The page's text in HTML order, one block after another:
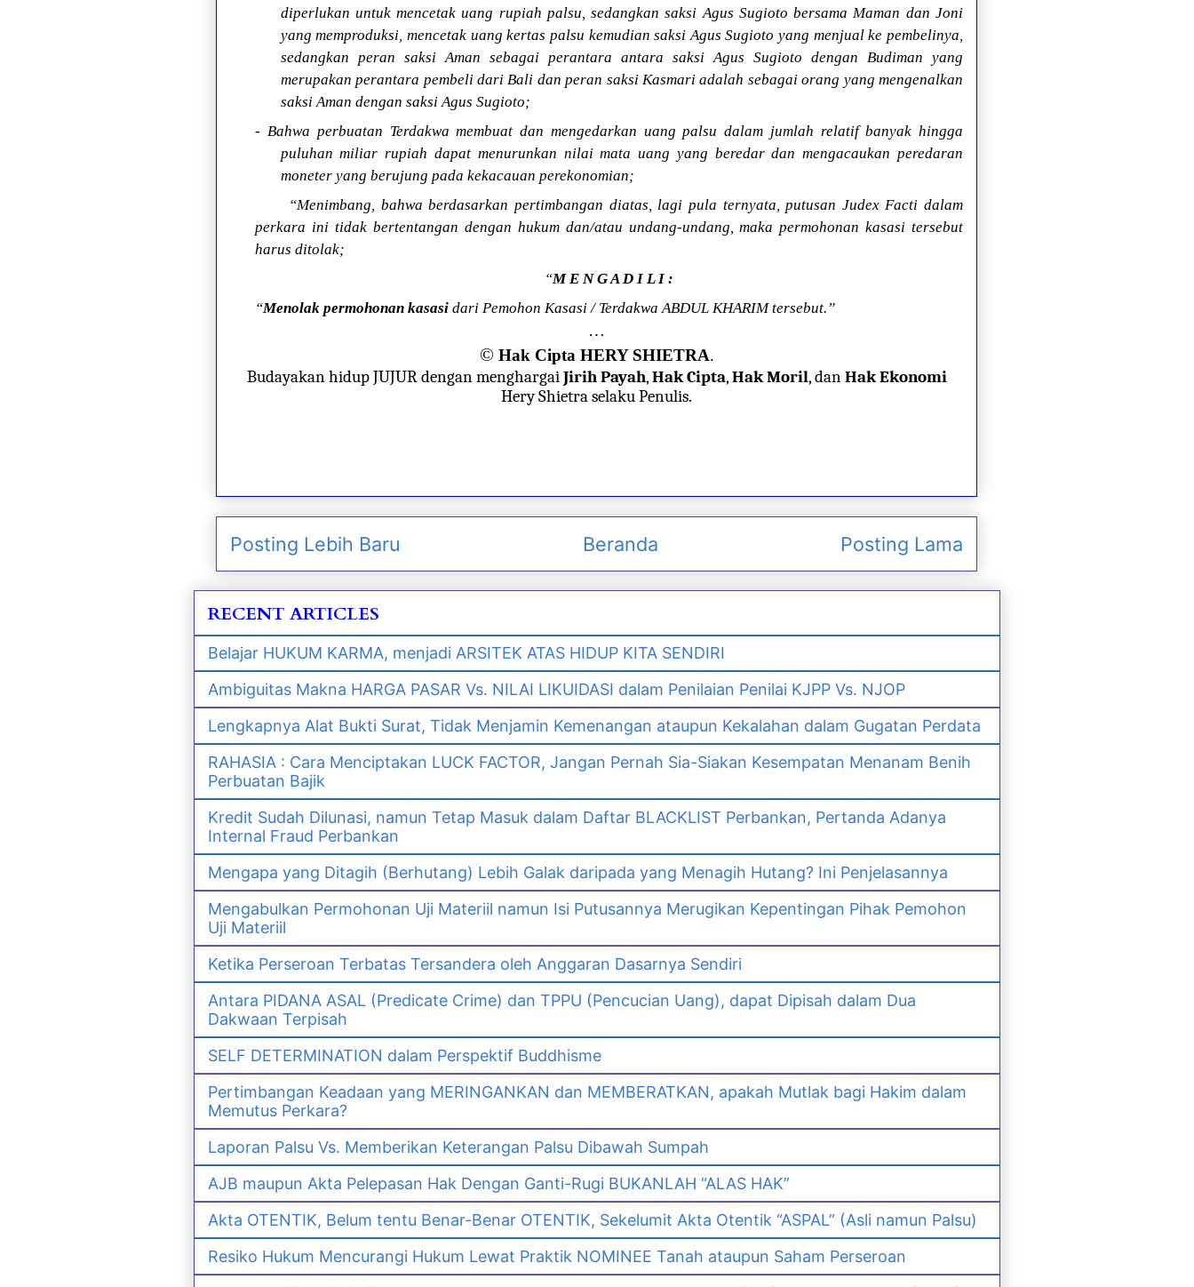
diperlukan untuk mencetak uang rupiah palsu, sedangkan saksi Agus Sugioto bersama Maman dan Joni
yang memproduksi, mencetak uang kertas palsu kemudian saksi Agus Sugioto yang menjual ke pembelinya,
sedangkan peran saksi Aman sebagai perantara antara saksi Agus Sugioto dengan Budiman yang
merupakan perantara pembeli dari Bali dan peran saksi Kasmari adalah sebagai orang yang mengenalkan
saksi Aman dengan saksi Agus Sugioto;
- Bahwa perbuatan Terdakwa membuat dan mengedarkan uang palsu dalam jumlah relatif banyak hingga
puluhan miliar rupiah dapat menurunkan nilai mata uang yang beredar dan mengacaukan peredaran
moneter yang berujung pada kekacauan perekonomian;
“Menimbang, bahwa berdasarkan pertimbangan diatas, lagi pula ternyata, putusan Judex Facti dalam
perkara ini tidak bertentangan dengan hukum dan/atau undang-undang, maka permohonan kasasi tersebut
harus ditolak;
“M E N G A D I L I :
“Menolak permohonan kasasi dari Pemohon Kasasi / Terdakwa ABDUL KHARIM tersebut.”
…
© Hak Cipta HERY SHIETRA.
Budayakan hidup JUJUR dengan menghargaiJirih Payah,Hak Cipta,Hak Moril, danHak Ekonomi
Hery Shietra selaku Penulis.
Posting Lebih Baru Posting Lama
Beranda
RECENT ARTICLES
Belajar HUKUM KARMA, menjadi ARSITEK ATAS HIDUP KITA SENDIRI
Ambiguitas Makna HARGA PASAR Vs. NILAI LIKUIDASI dalam Penilaian Penilai KJPP Vs. NJOP
Lengkapnya Alat Bukti Surat, Tidak Menjamin Kemenangan ataupun Kekalahan dalam Gugatan Perdata
RAHASIA : Cara Menciptakan LUCK FACTOR, Jangan Pernah Sia-Siakan Kesempatan Menanam Benih
Perbuatan Bajik
Kredit Sudah Dilunasi, namun Tetap Masuk dalam Daftar BLACKLIST Perbankan, Pertanda Adanya
Internal Fraud Perbankan
Mengapa yang Ditagih (Berhutang) Lebih Galak daripada yang Menagih Hutang? Ini Penjelasannya
Mengabulkan Permohonan Uji Materiil namun Isi Putusannya Merugikan Kepentingan Pihak Pemohon
Uji Materiil
Ketika Perseroan Terbatas Tersandera oleh Anggaran Dasarnya Sendiri
Antara PIDANA ASAL (Predicate Crime) dan TPPU (Pencucian Uang), dapat Dipisah dalam Dua
Dakwaan Terpisah
SELF DETERMINATION dalam Perspektif Buddhisme
Pertimbangan Keadaan yang MERINGANKAN dan MEMBERATKAN, apakah Mutlak bagi Hakim dalam
Memutus Perkara?
Laporan Palsu Vs. Memberikan Keterangan Palsu Dibawah Sumpah
AJB maupun Akta Pelepasan Hak Dengan Ganti-Rugi BUKANLAH “ALAS HAK”
Akta OTENTIK, Belum tentu Benar-Benar OTENTIK, Sekelumit Akta Otentik “ASPAL” (Asli namun Palsu)
Resiko Hukum Mencurangi Hukum Lewat Praktik NOMINEE Tanah ataupun Saham Perseroan